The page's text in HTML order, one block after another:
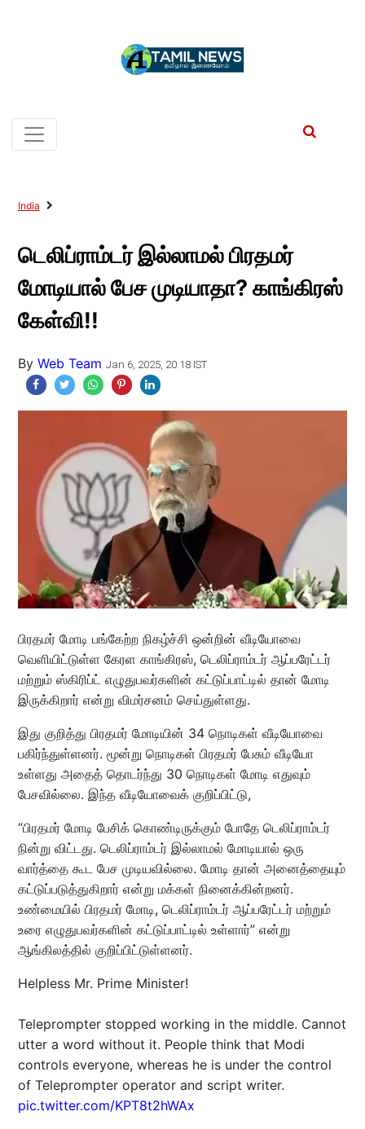
India
டெலிப்ராம்டர் இல்லாமல் பிரதமர்
மோடியால் பேச முடியாதா? காங்கிரஸ்
கேள்வி!!
By Web Team Jan 6, 2025, 20:18 IST
பிரதமர் மோடி பங்கேற்ற நிகழ்ச்சி ஒன்றின் வீடியோவை
வெளியிட்டுள்ள கேரள காங்கிரஸ், டெலிப்ராம்டர் ஆப்பரேட்டர்
மற்றும் ஸ்கிரிப்ட் எழுதுபவர்களின் கட்டுப்பாட்டில் தான் மோடி
இருக்கிறார் என்று விமர்சனம் செய்துள்ளது.
இது குறித்து பிரதமர் மோடியின் 34 நொடிகள் வீடியோவை
பகிர்ந்துள்ளனர். மூன்று நொடிகள் பிரதமர் பேசும் வீடியோ
உள்ளது அதைத் தொடர்ந்து 30 நொடிகள் மோடி எதுவும்
பேசவில்லை. இந்த வீடியோவைக் குறிப்பிட்டு,
”பிரதமர் மோடி பேசிக் கொண்டிருக்கும் போதே டெலிப்ராம்டர்
நின்று விட்டது. டெலிப்ராம்டர் இல்லாமல் மோடியால் ஒரு
வார்த்தை கூட பேச முடியவில்லை. மோடி தான் அனைத்தையும்
கட்டுப்படுத்துகிறார் என்று மக்கள் நினைக்கின்றனர்.
உண்மையில் பிரதமர் மோடி, டெலிப்ராம்டர் ஆப்பரேட்டர் மற்றும்
உரை எழுதுபவர்களின் கட்டுப்பாட்டில் உள்ளார்” என்று
ஆங்கிலத்தில் குறிப்பிட்டுள்ளனர்.
Helpless Mr. Prime Minister!
Teleprompter stopped working in the middle. Cannot
utter a word without it. People think that Modi
controls everyone, whereas he is under the control
of Teleprompter operator and script writer.
pic.twitter.com/KPT8t2hWAx